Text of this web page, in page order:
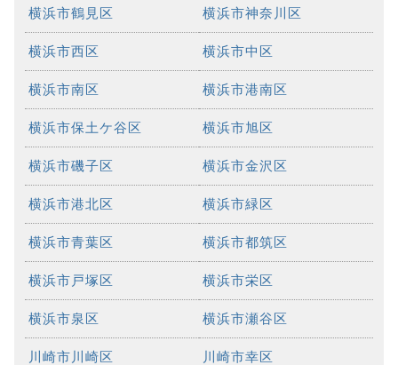
横浜市鶴見区 横浜市神奈川区
横浜市西区 横浜市中区
横浜市南区 横浜市港南区
横浜市保土ケ谷区 横浜市旭区
横浜市磯子区 横浜市金沢区
横浜市港北区 横浜市緑区
横浜市青葉区 横浜市都筑区
横浜市戸塚区 横浜市栄区
横浜市泉区 横浜市瀬谷区
川崎市川崎区 川崎市幸区